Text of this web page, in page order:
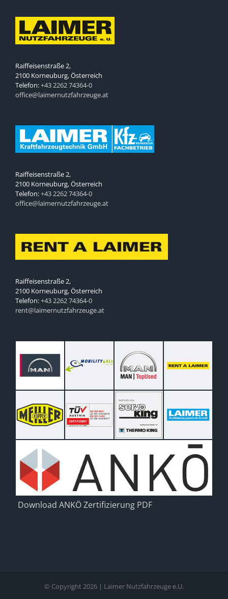
Raiffeisenstraße 2,
2100 Korneuburg, Österreich
Telefon:+43 2262 74364-0
office@laimernutzfahrzeuge.at
Raiffeisenstraße 2,
2100 Korneuburg, Österreich
Telefon:+43 2262 74364-0
office@laimernutzfahrzeuge.at
Raiffeisenstraße 2,
2100 Korneuburg, Österreich
Telefon:+43 2262 74364-0
rent@laimernutzfahrzeuge.at
Download ANKÖ Zertifizierung PDF
© Copyright 2026 | Laimer Nutzfahrzeuge e.U.